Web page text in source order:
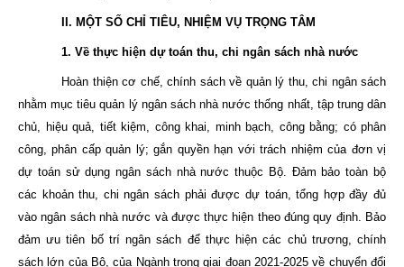
II. MỘT SỐ CHỈ TIÊU, NHIỆM VỤ TRỌNG TÂM
1. Về thực hiện dự toán thu, chi ngân sách nhà nước
Hoàn thiện cơ chế, chính sách về quản lý thu, chi ngân sách
nhằm mục tiêu quản lý ngân sách nhà nước thống nhất, tập trung dân
chủ, hiệu quả, tiết kiệm, công khai, minh bạch, công bằng; có phân
công, phân cấp quản lý; gắn quyền hạn với trách nhiệm của đơn vị
dự toán sử dụng ngân sách nhà nước thuộc Bộ. Đảm bảo toàn bộ
các khoản thu, chi ngân sách phải được dự toán, tổng hợp đầy đủ
vào ngân sách nhà nước và được thực hiện theo đúng quy định. Bảo
đảm ưu tiên bố trí ngân sách để thực hiện các chủ trương, chính
sách lớn của Bộ, của Ngành trong giai đoạn 2021-2025 về chuyển đổi